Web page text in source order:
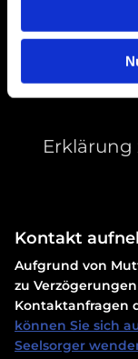
Erklärung
Kontakt
Aufgrund von
zu
Kontaktanfragen
können Sie sich
Seelsorger